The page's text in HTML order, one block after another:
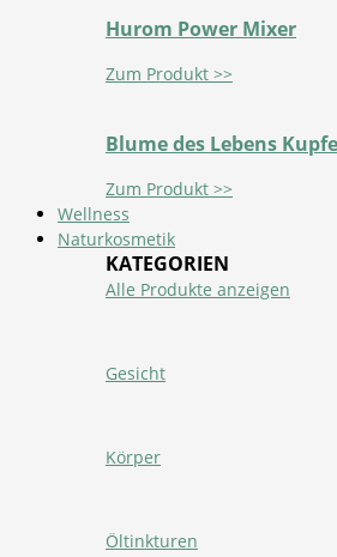
Hurom Power Mixer
Zum Produkt >>
Blume des Lebens
Zum Produkt >>
Wellness
Naturkosmetik
KATEGORIEN
Alle Produkte anzeigen
Gesicht
Körper
Öltinkturen